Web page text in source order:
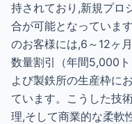
持されており,新規プロ
合が可能となっていま
のお客様には,6～12ヶ
数量割引（年間5,000
よび製鉄所の生産枠に
ています。こうした技
理,そして商業的な柔軟